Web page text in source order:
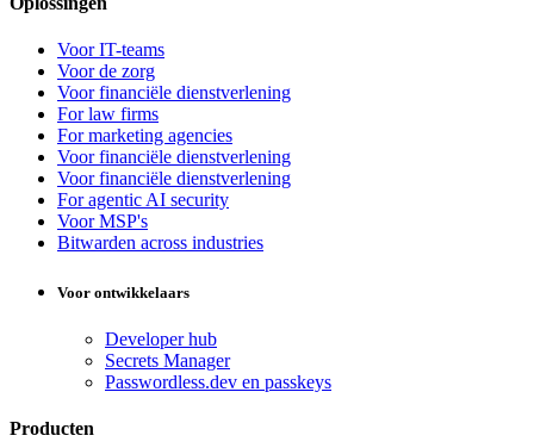
Voor IT-teams
Voor de zorg
Voor financiële dienstverlening
For law firms
For marketing agencies
Voor financiële dienstverlening
Voor financiële dienstverlening
For agentic AI security
Voor MSP's
Bitwarden across industries
Voor ontwikkelaars
Developer hub
Secrets Manager
Passwordless.dev en passkeys
Producten